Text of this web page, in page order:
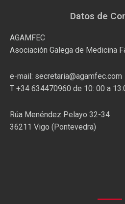
Datos de
AGAMFEC
Asociación Galega de Medicina
e-mail: secretaria@agamfec.com
T +34 634470960 de 10: 00 a
Rúa Menéndez Pelayo 32-34
36211 Vigo (Pontevedra)